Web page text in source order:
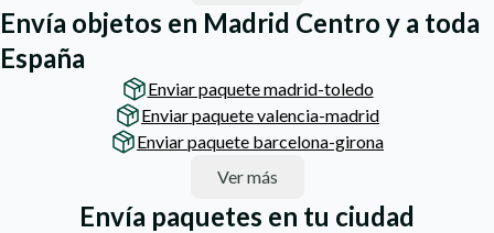
Envía objetos en Madrid Centro y a toda
España
Enviar paquete madrid-toledo
Enviar paquete valencia-madrid
Enviar paquete barcelona-girona
Ver más
Envía paquetes en tu ciudad